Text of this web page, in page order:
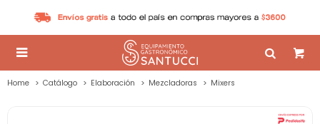

Home Catálogo Elaboración Mezcladoras Mixers